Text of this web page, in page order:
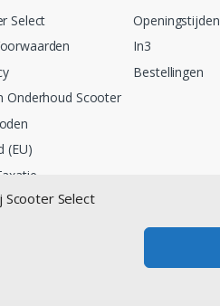
Scooter Select
Select
Onderhoud Scooter
(EU)
Openingstijden
In3
Bestellingen